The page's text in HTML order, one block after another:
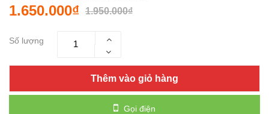
1.650.000₫ 1.950.000₫
Số lượng
Thêm vào giỏ hàng
Gọi điện